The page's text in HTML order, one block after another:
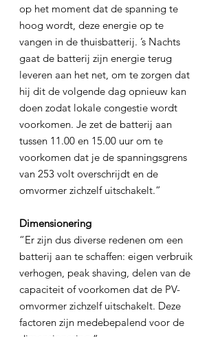
op het moment dat de spanning te
hoog wordt, deze energie op te
vangen in de thuisbatterij. ’s Nachts
gaat de batterij zijn energie terug
leveren aan het net, om te zorgen dat
hij dit de volgende dag opnieuw kan
doen zodat lokale congestie wordt
voorkomen. Je zet de batterij aan
tussen 11.00 en 15.00 uur om te
voorkomen dat je de spanningsgrens
van 253 volt overschrijdt en de
omvormer zichzelf uitschakelt.”
Dimensionering
“Er zijn dus diverse redenen om een
batterij aan te schaffen: eigen verbruik
verhogen, peak shaving, delen van de
capaciteit of voorkomen dat de PV-
omvormer zichzelf uitschakelt. Deze
factoren zijn medebepalend voor de